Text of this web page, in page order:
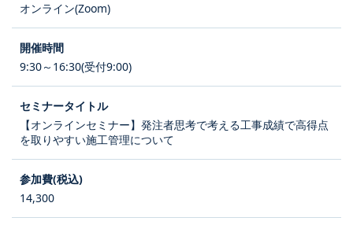
オンライン(Zoom)
9:30～16:30(受付9:00)
【オンラインセミナー】発注者思考で考える工事成績で高得点
を取りやすい施工管理について
14,300